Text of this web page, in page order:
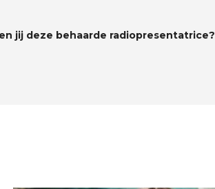
jij deze behaarde radiopresentatrice?